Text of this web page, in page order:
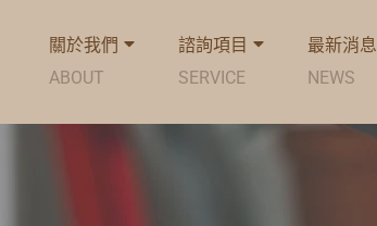
關於我們
ABOUT
諮詢項目
SERVICE
最新消息
NEWS